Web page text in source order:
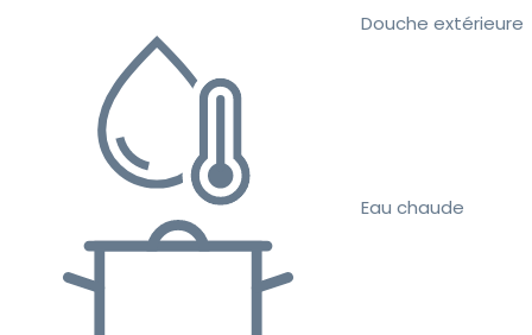
Douche extérieure
Eau chaude